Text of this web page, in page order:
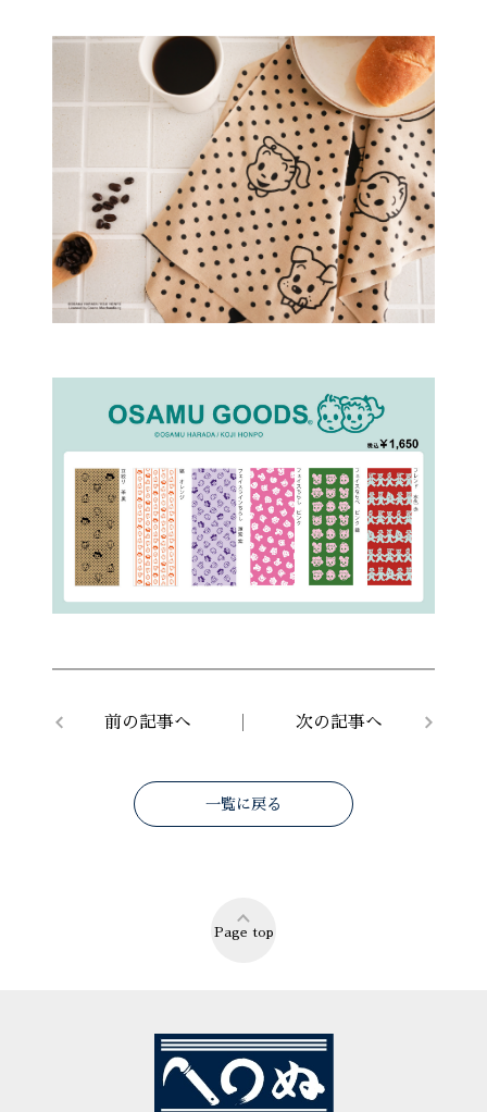
前の記事へ 次の記事へ
一覧に戻る
Page top